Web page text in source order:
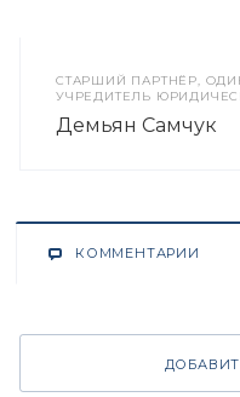
CТАРШИЙ ПАРТНЁР,
УЧРЕДИТЕЛЬ
Демьян Самчук
КОММЕНТАРИИ